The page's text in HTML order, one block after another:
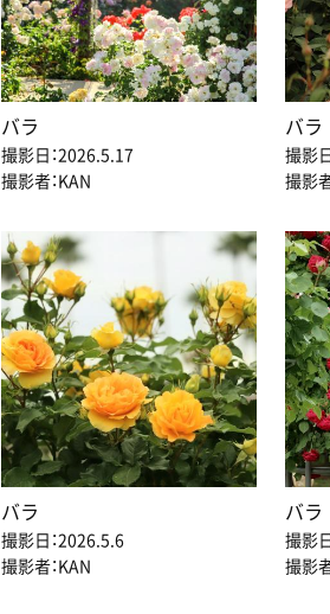
バラ
撮影日：2026.5.17
撮影者：KAN
バラ
撮影
撮影
バラ
撮影日：2026.5.6
撮影者：KAN
バラ
撮影
撮影